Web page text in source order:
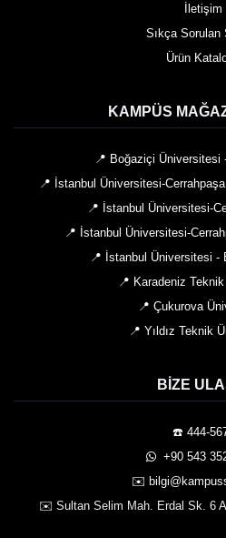
İletişim
Sıkça Sorulan
Ürün
KAMPÜS
📍 Boğaziçi Üniversitesi
📍 İstanbul Üniversitesi-
📍 İstanbul Üniversitesi-
📍 İstanbul Üniversitesi-
📍 İstanbul Üniversitesi -
📍 Karadeniz
📍 Çukurova
📍 Yıldız Teknik
BIZE
☎️ 444-
+90 543
✉️
✉️ Sultan Selim Mah. Erdal Sk. 6